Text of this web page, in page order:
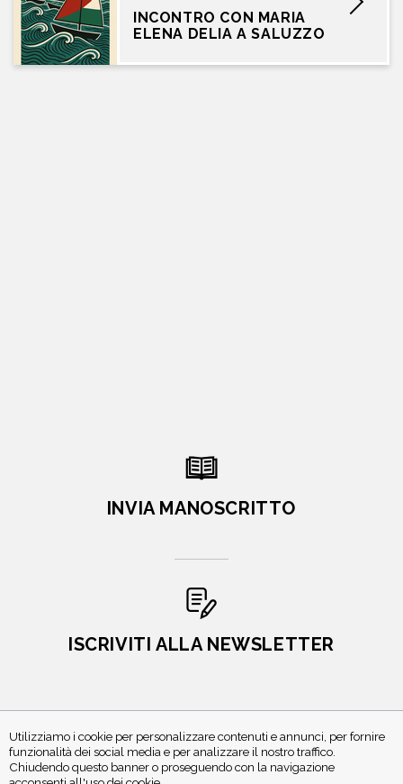
INCONTRO CON MARIA
ELENA DELIA A SALUZZO
Utilizziamo i cookie per personalizzare contenuti e annunci, per fornire
funzionalità dei social media e per analizzare il nostro traffico.
Chiudendo questo banner o proseguendo con la navigazione
INVIA MANOSCRITTO
ISCRIVITI ALLA NEWSLETTER